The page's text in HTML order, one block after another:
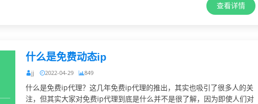
查看详情
什么是免费动态ip
jj 2022-04-29 849
什么是免费ip代理？这几年免费ip代理的推出，其实也吸引了很多人的关
注，但其实大家对免费ip代理到底是什么并不是很了解，因为即使人们对